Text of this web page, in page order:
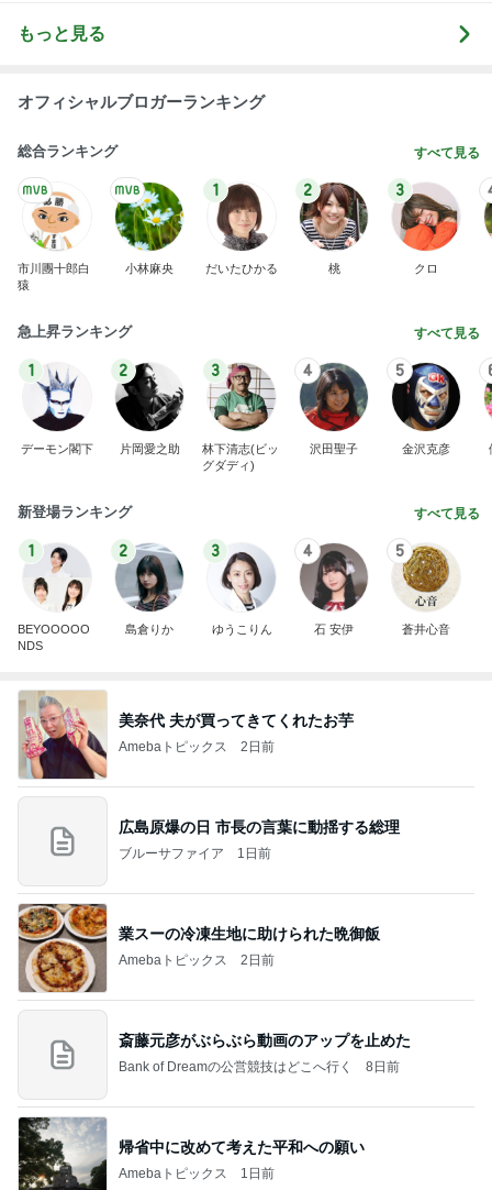
もっと見る
オフィシャルブロガーランキング
総合ランキング すべて見る
市川團十郎白
猿
小林麻央
1
だいたひかる
2
桃
3
クロ
急上昇ランキング すべて見る
1
デーモン閣下
2
片岡愛之助
3
林下清志(ビッ
グダディ)
4
沢田聖子
5
金沢克彦
新登場ランキング すべて見る
1
BEYOOOOO
NDS
2
島倉りか
3
ゆうこりん
4
石 安伊
5
蒼井心音
美奈代 夫が買ってきてくれたお芋
Amebaトピックス 2日前
広島原爆の日 市長の言葉に動揺する総理
ブルーサファイア 1日前
業スーの冷凍生地に助けられた晩御飯
Amebaトピックス 2日前
斎藤元彦がぶらぶら動画のアップを止めた
Bank of Dreamの公営競技はどこへ行く 8日前
帰省中に改めて考えた平和への願い
Amebaトピックス 1日前